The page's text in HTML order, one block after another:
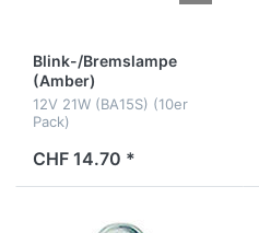
Blink-/Bremslampe
(Amber)
12V 21W (BA15S) (10er
Pack)
CHF 14.70 *